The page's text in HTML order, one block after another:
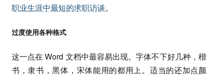
职业生涯中最短的求职访谈。
过度使用各种格式
这一点在 Word 文档中最容易出现。字体不下好几种，楷
书，隶书，黑体，宋体能用的都用上。适当的还加点颜